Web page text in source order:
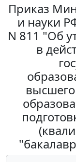
Приказ
и науки
N 811 "Об
в